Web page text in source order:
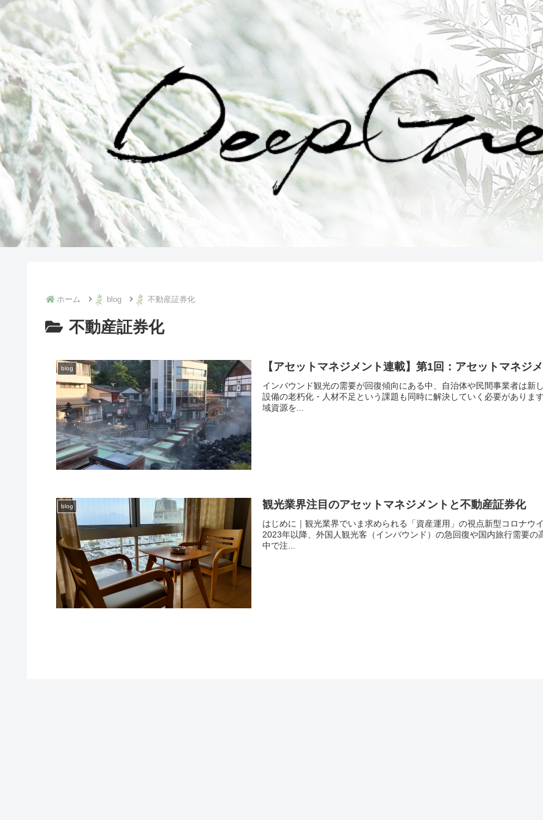
ホーム blog 不動産証券化
不動産証券化
blog 【アセットマネジメント連載】第1回：アセットマネジ
インバウンド観光の需要が回復傾向にある中、自治体や民間事業者は新
設備の老朽化・人材不足という課題も同時に解決していく必要がありま
域資源を...
blog 観光業界注目のアセットマネジメントと不動産証券化
はじめに｜観光業界でいま求められる「資産運用」の視点新型コロナウ
2023年以降、外国人観光客（インバウンド）の急回復や国内旅行需要
中で注...